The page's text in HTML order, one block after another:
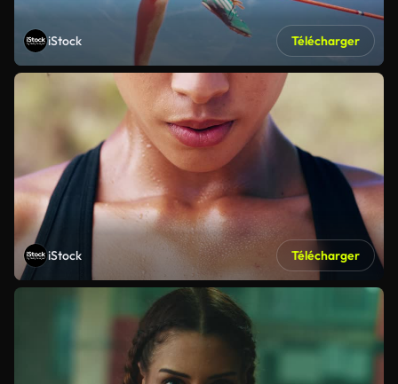
iStock Télécharger
iStock Télécharger